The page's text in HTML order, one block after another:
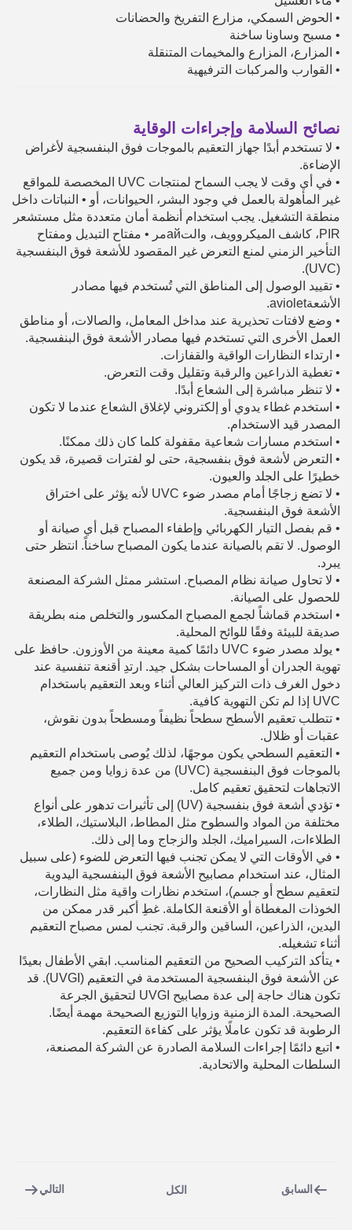
• الحوض السمكي، مزارع التفريخ والحضانات
• مسبح وساونا ساخنة
• المزارع، المزارع والمخيمات المتنقلة
• القوارب والمركبات الترفيهية
نصائح السلامة وإجراءات الوقاية
• لا تستخدم أبدًا جهاز التعقيم بالموجات فوق البنفسجية لأغراض
الإضاءة.
•
في أي وقت لا يجب السماح لمنتجات UVC المخصصة للمواقع
غير المأهولة بالعمل في وجود البشر، الحيوانات، أو • النباتات داخل
منطقة التشغيل. يجب استخدام أنظمة أمان متعددة مثل مستشعر
PIR، كاشف الميكروويف، والتайمر
• مفتاح التبديل ومفتاح
التأخير الزمني لمنع التعرض غير المقصود للأشعة فوق البنفسجية
(UVC).
• تقييد الوصول إلى المناطق التي تُستخدم فيها مصادر
الأشعةaviolet.
• وضع لافتات تحذيرية عند مداخل المعامل، والصالات، أو مناطق
العمل الأخرى التي تستخدم فيها مصادر الأشعة فوق البنفسجية.
• ارتداء النظارات الواقية والقفازات.
• تغطية الذراعين والرقبة وتقليل وقت التعرض.
• لا تنظر مباشرة إلى الشعاع أبدًا.
• استخدم غطاء يدوي أو إلكتروني لإغلاق الشعاع عندما لا تكون
المصدر قيد الاستخدام.
• استخدم مسارات شعاعية مقفولة كلما كان ذلك ممكنًا.
• التعرض لأشعة فوق بنفسجية، حتى لو لفترات قصيرة، قد يكون
خطيرًا على الجلد والعيون.
•
لا تضع زجاجًا أمام مصدر ضوء UVC لأنه يؤثر على اختراق
الأشعة فوق البنفسجية.
• قم بفصل التيار الكهربائي وإطفاء المصباح قبل أي صيانة أو
الوصول. لا تقم بالصيانة عندما يكون المصباح ساخناً. انتظر حتى
يبرد.
• لا تحاول صيانة نظام المصباح. استشر ممثل الشركة المصنعة
للحصول على الصيانة.
• استخدم قماشاً لجمع المصباح المكسور والتخلص منه بطريقة
صديقة للبيئة وفقًا للوائح المحلية.
•
يولد مصدر ضوء UVC دائمًا كمية معينة من الأوزون. حافظ على
تهوية الجدران أو المساحات بشكل جيد. ارتدِ أقنعة تنفسية عند
دخول الغرف ذات التركيز العالي أثناء وبعد التعقيم باستخدام
UVC إذا لم تكن التهوية كافية.
• تتطلب تعقيم الأسطح سطحاً نظيفاً ومسطحاً بدون نقوش،
عقبات أو ظلال.
• التعقيم السطحي يكون موجهًا، لذلك يُوصى باستخدام التعقيم
بالموجات فوق البنفسجية (UVC) من عدة زوايا ومن جميع
الاتجاهات لتحقيق تعقيم كامل.
•
تؤدي أشعة فوق بنفسجية (UV) إلى تأثيرات تدهور على أنواع
مختلفة من المواد والسطوح مثل المطاط، البلاستيك، الطلاء،
الطلاءات، السيراميك، الجلد والزجاج وما إلى ذلك.
• في الأوقات التي لا يمكن تجنب فيها التعرض للضوء (على سبيل
المثال، عند استخدام مصابيح الأشعة فوق البنفسجية اليدوية
لتعقيم سطح أو جسم)، استخدم نظارات واقية مثل النظارات،
الخوذات المغطاة أو الأقنعة الكاملة. غطِ أكبر قدر ممكن من
اليدين، الذراعين، الساقين والرقبة. تجنب لمس مصباح التعقيم
أثناء تشغيله.
• يتأكد التركيب الصحيح من التعقيم المناسب. ابقي الأطفال بعيدًا
عن الأشعة فوق البنفسجية المستخدمة في التعقيم (UVGI). قد
تكون هناك حاجة إلى عدة مصابيح UVGI لتحقيق الجرعة
الصحيحة. المدة الزمنية وزوايا التوزيع الصحيحة مهمة أيضًا.
الرطوبة قد تكون عاملًا يؤثر على كفاءة التعقيم.
• اتبع دائمًا إجراءات السلامة الصادرة عن الشركة المصنعة،
السلطات المحلية والاتحادية.
السابق الكل التالي